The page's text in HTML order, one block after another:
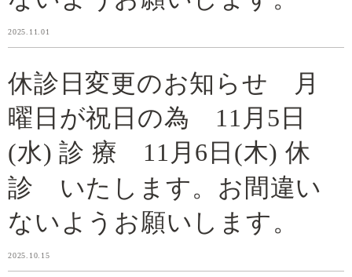
2025.11.01
休診日変更のお知らせ 月
曜日が祝日の為 11月5日
(水) 診 療 11月6日(木) 休
診 いたします。お間違い
ないようお願いします。
2025.10.15